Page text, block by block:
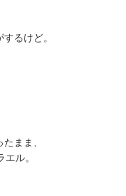
るけど。
まま、
ル。